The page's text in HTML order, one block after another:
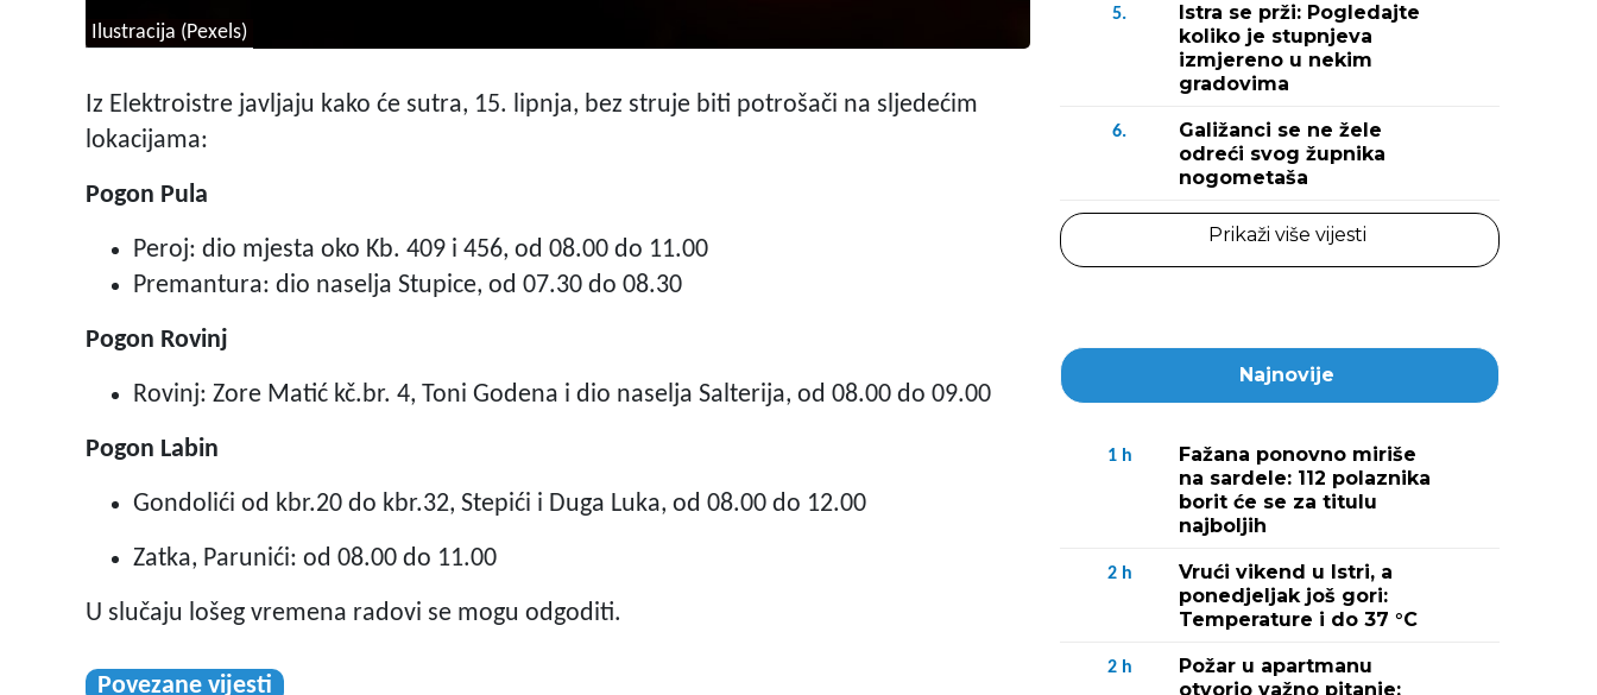
Ilustracija (Pexels)
Iz Elektroistre javljaju kako će sutra, 15. lipnja, bez struje biti potrošači na sljedećim
lokacijama:
Pogon Pula
Peroj: dio mjesta oko Kb. 409 i 456, od 08.00 do 11.00
Premantura: dio naselja Stupice, od 07.30 do 08.30
Pogon Rovinj
Rovinj: Zore Matić kč.br. 4, Toni Godena i dio naselja Salterija, od 08.00 do 09.00
Pogon Labin
Gondolići od kbr.20 do kbr.32, Stepići i Duga Luka, od 08.00 do 12.00
Zatka, Parunići: od 08.00 do 11.00
U slučaju lošeg vremena radovi se mogu odgoditi.
Povezane vijesti
5.
Istra se prži: Pogledajte
koliko je stupnjeva
izmjereno u nekim
gradovima
6.
Galižanci se ne žele
odreći svog župnika
nogometaša
Prikaži više vijesti
Najnovije
1 h
Fažana ponovno miriše
na sardele: 112 polaznika
borit će se za titulu
najboljih
2 h
Vrući vikend u Istri, a
ponedjeljak još gori:
Temperature i do 37 °C
2 h
Požar u apartmanu
otvorio važno pitanje: